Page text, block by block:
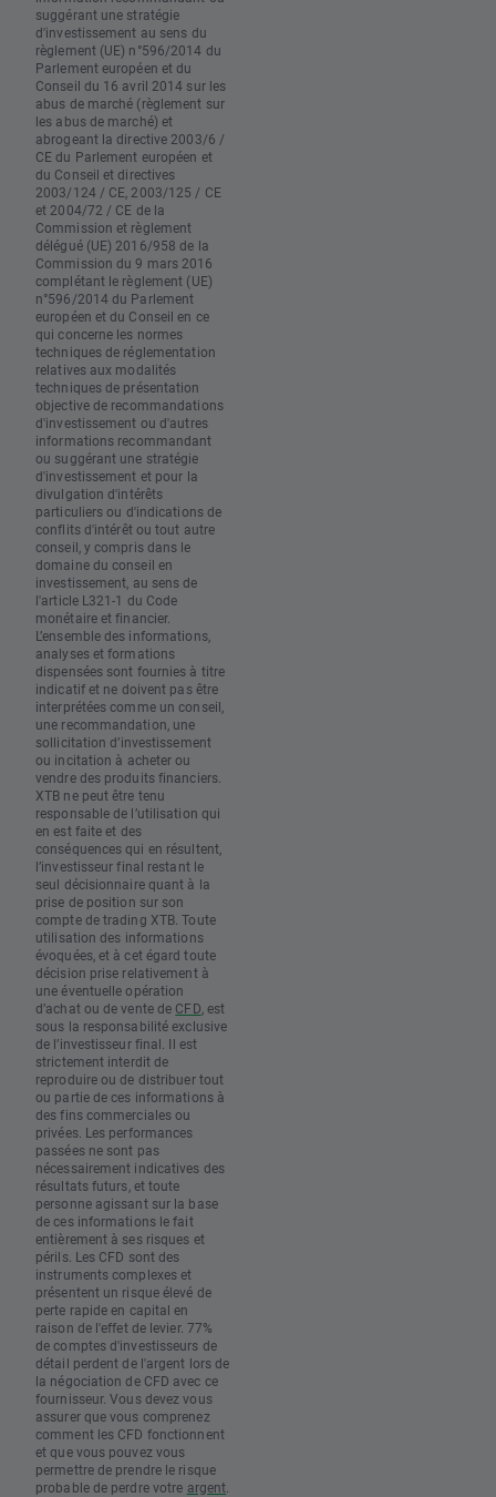
suggérant une stratégie
d'investissement au sens du
règlement (UE) n°596/2014 du
Parlement européen et du
Conseil du 16 avril 2014 sur les
abus de marché (règlement sur
les abus de marché) et
abrogeant la directive 2003/6 /
CE du Parlement européen et
du Conseil et directives
2003/124 / CE, 2003/125 / CE
et 2004/72 / CE de la
Commission et règlement
délégué (UE) 2016/958 de la
Commission du 9 mars 2016
complétant le règlement (UE)
n°596/2014 du Parlement
européen et du Conseil en ce
qui concerne les normes
techniques de réglementation
relatives aux modalités
techniques de présentation
objective de recommandations
d'investissement ou d'autres
informations recommandant
ou suggérant une stratégie
d'investissement et pour la
divulgation d'intérêts
particuliers ou d'indications de
conflits d'intérêt ou tout autre
conseil, y compris dans le
domaine du conseil en
investissement, au sens de
l'article L321-1 du Code
monétaire et financier.
L’ensemble des informations,
analyses et formations
dispensées sont fournies à titre
indicatif et ne doivent pas être
interprétées comme un conseil,
une recommandation, une
sollicitation d’investissement
ou incitation à acheter ou
vendre des produits financiers.
XTB ne peut être tenu
responsable de l’utilisation qui
en est faite et des
conséquences qui en résultent,
l’investisseur final restant le
seul décisionnaire quant à la
prise de position sur son
compte de trading XTB. Toute
utilisation des informations
évoquées, et à cet égard toute
décision prise relativement à
une éventuelle opération
d’achat ou de vente de CFD, est
sous la responsabilité exclusive
de l’investisseur final. Il est
strictement interdit de
reproduire ou de distribuer tout
ou partie de ces informations à
des fins commerciales ou
privées. Les performances
passées ne sont pas
nécessairement indicatives des
résultats futurs, et toute
personne agissant sur la base
de ces informations le fait
entièrement à ses risques et
périls. Les CFD sont des
instruments complexes et
présentent un risque élevé de
perte rapide en capital en
raison de l'effet de levier. 77%
de comptes d'investisseurs de
détail perdent de l'argent lors de
la négociation de CFD avec ce
fournisseur. Vous devez vous
assurer que vous comprenez
comment les CFD fonctionnent
et que vous pouvez vous
permettre de prendre le risque
probable de perdre votre argent.